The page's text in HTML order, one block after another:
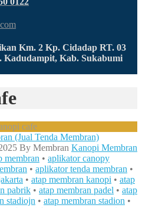
Km. 2 Kp. Cidadap RT. 03
Kadudampit, Kab. Sukabumi
cafe
By Membran Kanopi Membran
membran • aplikator canopy
• aplikator tenda membran •
• atap membran kanopi • atap
pabrik • atap membran padel • atap
stadiojn • atap membran stadion •